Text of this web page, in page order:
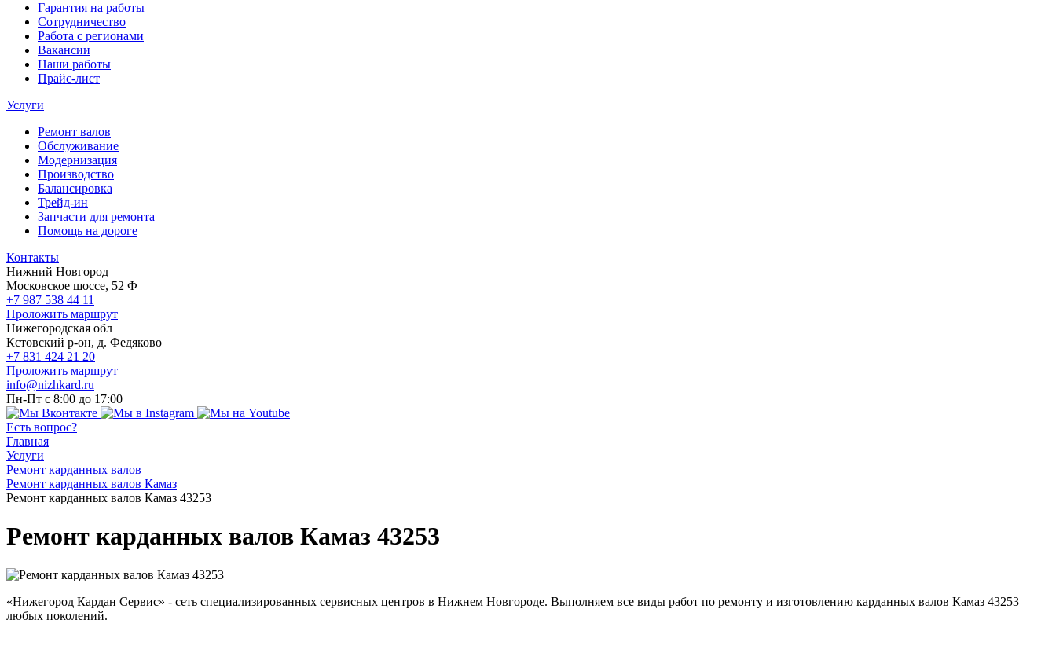
Гарантия на работы
Сотрудничество
Работа с регионами
Вакансии
Наши работы
Прайс-лист
Услуги
Ремонт валов
Обслуживание
Модернизация
Производство
Балансировка
Трейд-ин
Запчасти для ремонта
Помощь на дороге
Контакты
Нижний Новгород
Московское шоссе, 52 Ф
+7 987 538 44 11
Проложить маршрут
Нижегородская обл
Кстовский р-он, д. Федяково
+7 831 424 21 20
Проложить маршрут
info@nizhkard.ru
Пн-Пт с 8:00 до 17:00
Есть вопрос?
Главная
Услуги
Ремонт карданных валов
Ремонт карданных валов Камаз
Ремонт карданных валов Камаз 43253
Ремонт карданных валов Камаз 43253
«Нижегород Кардан Сервис» - сеть специализированных сервисных центров в Нижнем Новгороде. Выполняем все виды работ по ремонту и изготовлению карданных валов Камаз 43253
любых поколений.